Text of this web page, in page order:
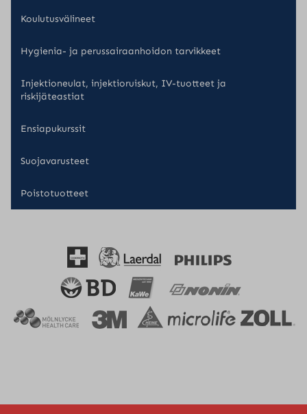
Koulutusvälineet
Hygienia- ja perussairaanhoidon tarvikkeet
Injektioneulat, injektioruiskut, IV-tuotteet ja
riskijäteastiat
Ensiapukurssit
Suojavarusteet
Poistotuotteet